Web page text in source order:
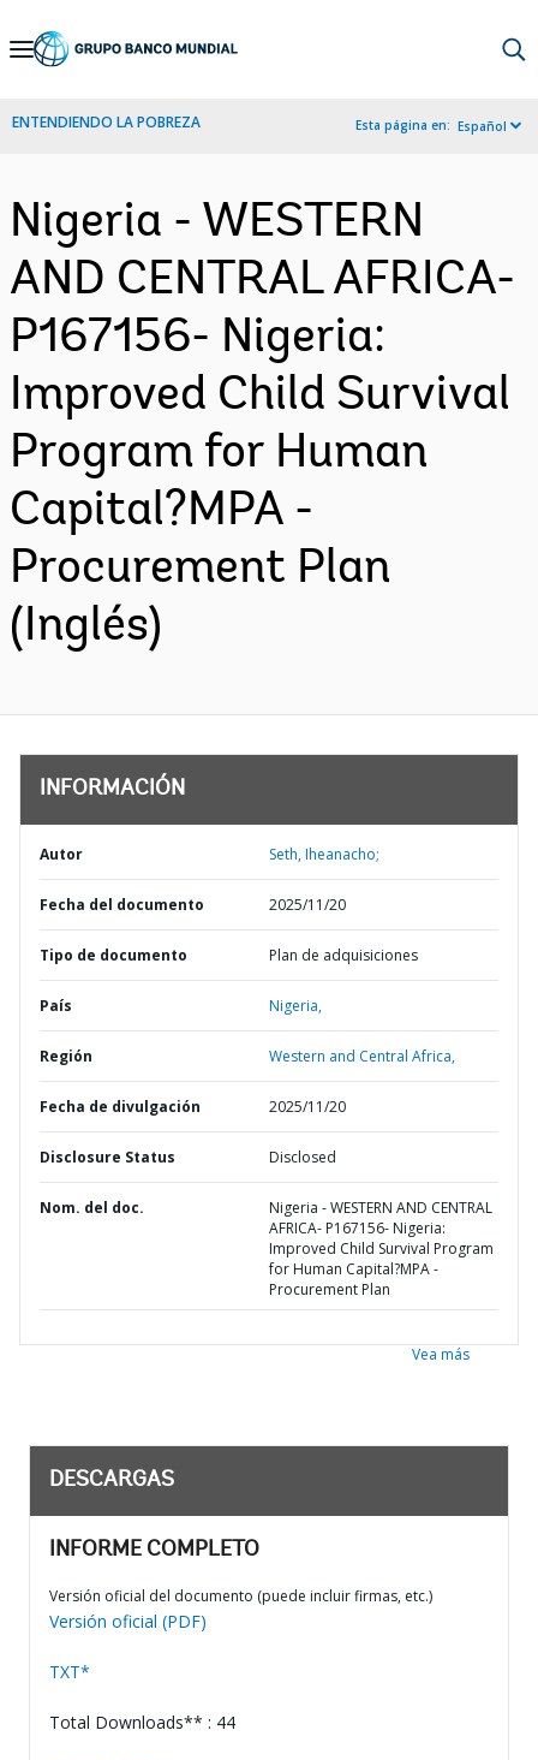
Skip
Navigation
ENTENDIENDO LA POBREZA Esta página en: Español
Nigeria - WESTERN
AND CENTRAL AFRICA-
P167156- Nigeria:
Improved Child Survival
Program for Human
Capital?MPA -
Procurement Plan
(Inglés)
INFORMACIÓN
Autor Seth, Iheanacho;
Fecha del documento 2025/11/20
Tipo de documento Plan de adquisiciones
País Nigeria,
Región Western and Central Africa,
Fecha de divulgación 2025/11/20
Disclosure Status Disclosed
Nom. del doc.
Nigeria - WESTERN AND CENTRAL
AFRICA- P167156- Nigeria:
Improved Child Survival Program
for Human Capital?MPA -
Procurement Plan
Vea más
DESCARGAS
INFORME COMPLETO
Versión oficial del documento (puede incluir firmas, etc.)
Versión oficial (PDF)
TXT*
Total Downloads** : 44